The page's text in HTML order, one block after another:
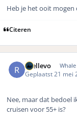
Heb je het ooit mogen
Citeren
rhellevo Whale
Geplaatst 21 mei
Nee, maar dat bedoel
cruisen voor 55+ is?